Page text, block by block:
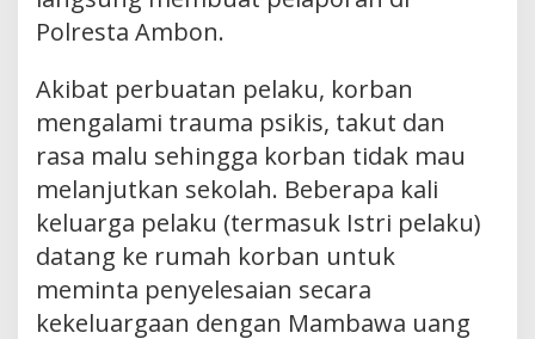
Polresta Ambon.
Akibat perbuatan pelaku, korban
mengalami trauma psikis, takut dan
rasa malu sehingga korban tidak mau
melanjutkan sekolah. Beberapa kali
keluarga pelaku (termasuk Istri pelaku)
datang ke rumah korban untuk
meminta penyelesaian secara
kekeluargaan dengan Mambawa uang